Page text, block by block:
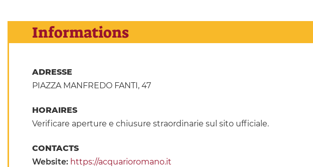
Informations
ADRESSE
PIAZZA MANFREDO FANTI, 47
HORAIRES
Verificare aperture e chiusure straordinarie sul sito ufficiale.
CONTACTS
Website: https://acquarioromano.it